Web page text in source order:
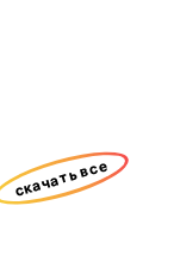
скачать все